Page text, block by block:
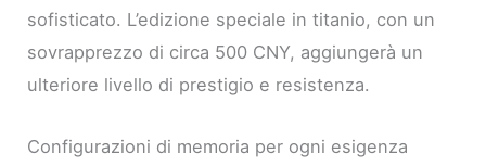
sofisticato. L’edizione speciale in titanio, con un
sovrapprezzo di circa 500 CNY, aggiungerà un
ulteriore livello di prestigio e resistenza.
Configurazioni di memoria per ogni esigenza